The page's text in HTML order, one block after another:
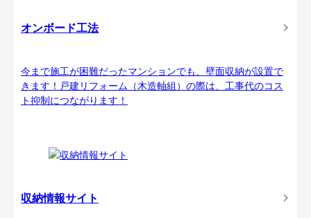
オンボード工法
今まで施工が困難だったマンションでも、壁面収納が設置で
きます！戸建リフォーム（木造軸組）の際は、工事代のコス
ト抑制につながります！
収納情報サイト